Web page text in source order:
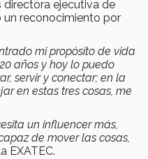
directora ejecutiva de
un reconocimiento por
mi propósito de vida
años y hoy lo puedo
servir y conectar; en la
en estas tres cosas, me
un influencer más,
de mover las cosas,
EXATEC.